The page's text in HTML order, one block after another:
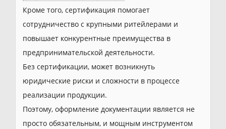
Кроме того, сертификация помогает
сотрудничество с крупными ритейлерами и
повышает конкурентные преимущества в
предпринимательской деятельности.
Без сертификации, может возникнуть
юридические риски и сложности в процессе
реализации продукции.
Поэтому, оформление документации является не
просто обязательным, и мощным инструментом